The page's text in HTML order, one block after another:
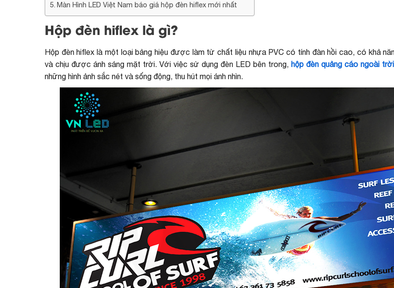
Màn Hình LED Việt Nam báo giá hộp đèn hiflex mới nhất
Hộp đèn hiflex là gì?
Hộp đèn hiflex là một loại bảng hiệu được làm từ chất liệu nhựa PVC có tính đàn hồi cao, có khả
và chịu được ánh sáng mặt trời. Với việc sử dụng đèn LED bên trong,hộp đèn quảng cáo ngoài trời
những hình ảnh sắc nét và sống động, thu hút mọi ánh nhìn.